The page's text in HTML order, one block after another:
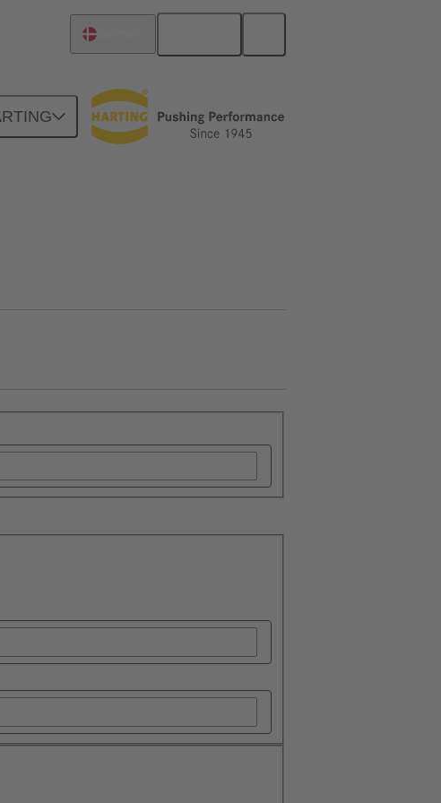
0010 001 Produktforespørgsel